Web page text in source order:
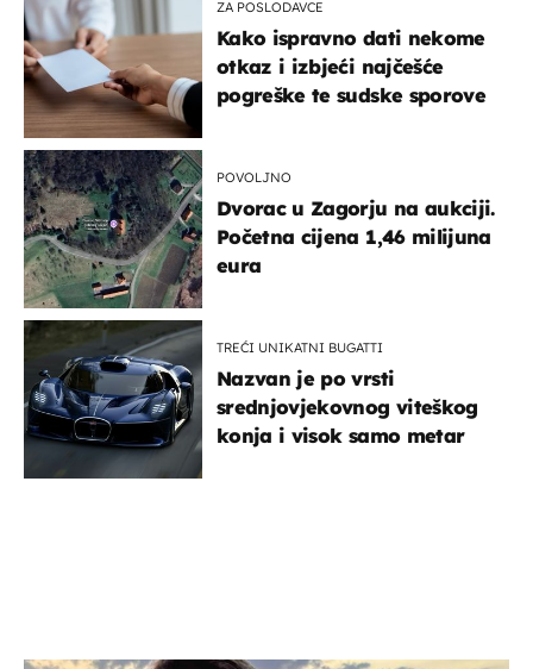
ZA POSLODAVCE
Kako ispravno dati nekome
otkaz i izbjeći najčešće
pogreške te sudske sporove
POVOLJNO
Dvorac u Zagorju na aukciji.
Početna cijena 1,46 milijuna
eura
TREĆI UNIKATNI BUGATTI
Nazvan je po vrsti
srednjovjekovnog viteškog
konja i visok samo metar